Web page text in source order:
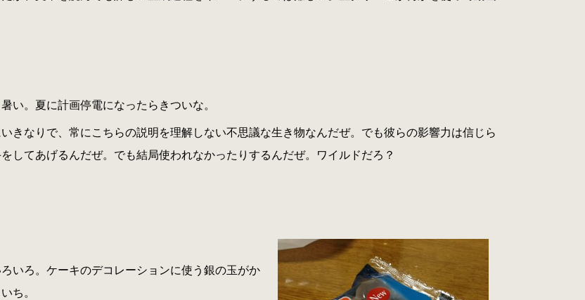
い。夏に計画停電になったらきついな。
きなりで、常にこちらの説明を理解しない不思議な生き物なんだぜ。でも彼らの影響力は信じら
してあげるんだぜ。でも結局使われなかったりするんだぜ。ワイルドだろ？
いろ。ケーキのデコレーションに使う銀の玉がか
ち。